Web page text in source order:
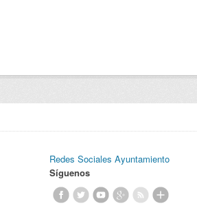
Redes Sociales Ayuntamiento
Síguenos